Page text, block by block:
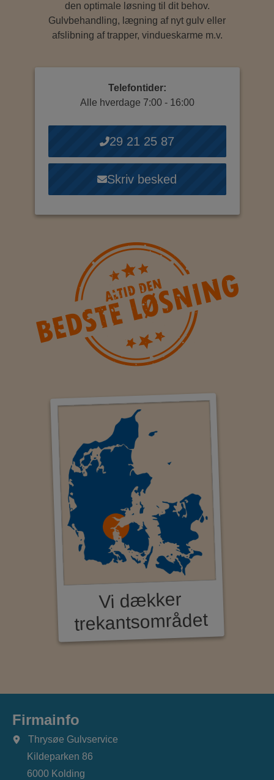
den optimale løsning til dit behov.
Gulvbehandling, lægning af nyt gulv eller
afslibning af trapper, vindueskarme m.v.
Telefontider:
Alle hverdage 7:00 - 16:00
29 21 25 87
Skriv besked
Vi dækker
trekantsområdet
Firmainfo
Thrysøe Gulvservice
Kildeparken 86
6000 Kolding